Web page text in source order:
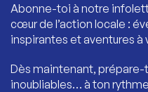
Abonne-toi à notre
cœur de l’action locale :
inspirantes et aventures à
Dès maintenant,
inoubliables… à ton